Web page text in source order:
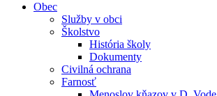
Obec
Služby v obci
Školstvo
História školy
Dokumenty
Civilná ochrana
Farnosť